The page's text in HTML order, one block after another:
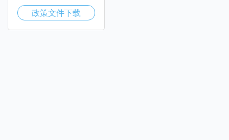
政策文件下载